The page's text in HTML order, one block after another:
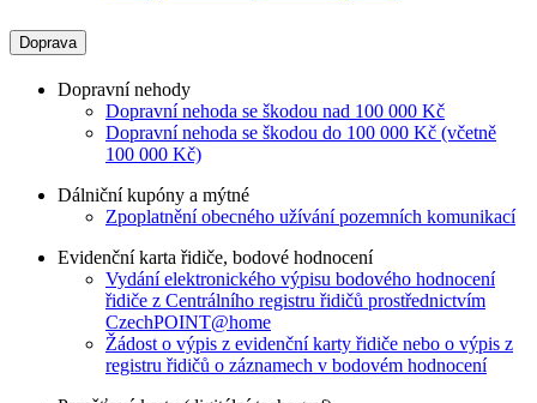
Doprava
Dopravní nehody
Dopravní nehoda se škodou nad 100 000 Kč
Dopravní nehoda se škodou do 100 000 Kč (včetně
100 000 Kč)
Dálniční kupóny a mýtné
Zpoplatnění obecného užívání pozemních komunikací
Evidenční karta řidiče, bodové hodnocení
Vydání elektronického výpisu bodového hodnocení
řidiče z Centrálního registru řidičů prostřednictvím
CzechPOINT@home
Žádost o výpis z evidenční karty řidiče nebo o výpis z
registru řidičů o záznamech v bodovém hodnocení